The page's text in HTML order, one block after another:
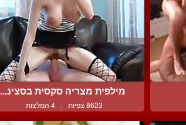
מילפית מצריה סקסית בסצינ...
8623 צפיות | 4 המלצות